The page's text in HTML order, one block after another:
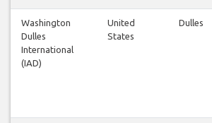
Washington
Dulles
International
(IAD)
United
States
Dulles